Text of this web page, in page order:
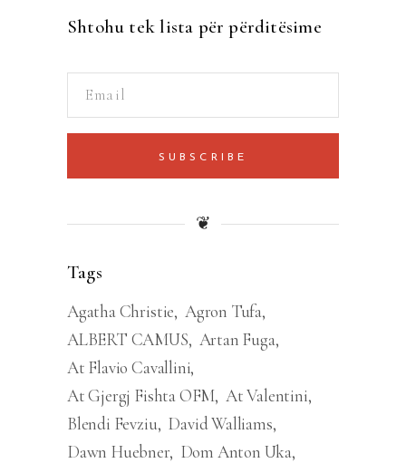
Shtohu tek lista për përditësime
SUBSCRIBE
❦
Tags
Agatha Christie Agron Tufa
ALBERT CAMUS Artan Fuga
At Flavio Cavallini
At Gjergj Fishta OFM At Valentini
Blendi Fevziu David Walliams
Dawn Huebner Dom Anton Uka